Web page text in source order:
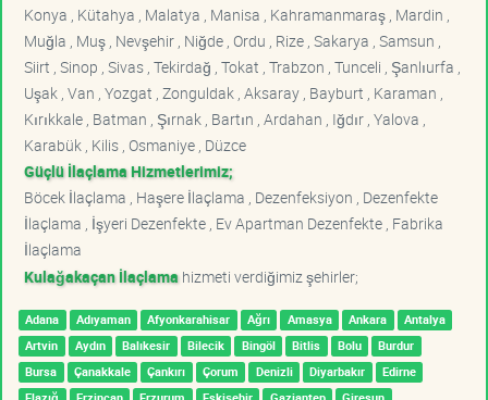
Konya , Kütahya , Malatya , Manisa , Kahramanmaraş , Mardin ,
Muğla , Muş , Nevşehir , Niğde , Ordu , Rize , Sakarya , Samsun ,
Siirt , Sinop , Sivas , Tekirdağ , Tokat , Trabzon , Tunceli , Şanlıurfa ,
Uşak , Van , Yozgat , Zonguldak , Aksaray , Bayburt , Karaman ,
Kırıkkale , Batman , Şırnak , Bartın , Ardahan , Iğdır , Yalova ,
Karabük , Kilis , Osmaniye , Düzce
Güçlü İlaçlama Hizmetlerimiz;
Böcek İlaçlama , Haşere İlaçlama , Dezenfeksiyon , Dezenfekte
İlaçlama , İşyeri Dezenfekte , Ev Apartman Dezenfekte , Fabrika
İlaçlama
Kulağakaçan İlaçlama hizmeti verdiğimiz şehirler;
Adana Adıyaman Afyonkarahisar Ağrı Amasya Ankara
Antalya
Artvin
Aydın Balıkesir Bilecik Bingöl Bitlis Bolu
Burdur
Bursa
Çanakkale Çankırı Çorum Denizli Diyarbakır
Edirne